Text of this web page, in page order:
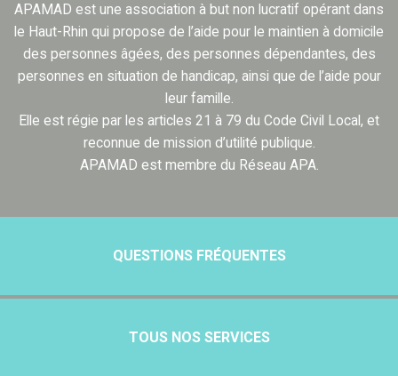
APAMAD est une association à but non lucratif opérant dans
le Haut-Rhin qui propose de l’aide pour le maintien à domicile
des personnes âgées, des personnes dépendantes, des
personnes en situation de handicap, ainsi que de l’aide pour
leur famille.
Elle est régie par les articles 21 à 79 du Code Civil Local, et
reconnue de mission d’utilité publique.
APAMAD est membre du Réseau APA.
QUESTIONS FRÉQUENTES
TOUS NOS SERVICES